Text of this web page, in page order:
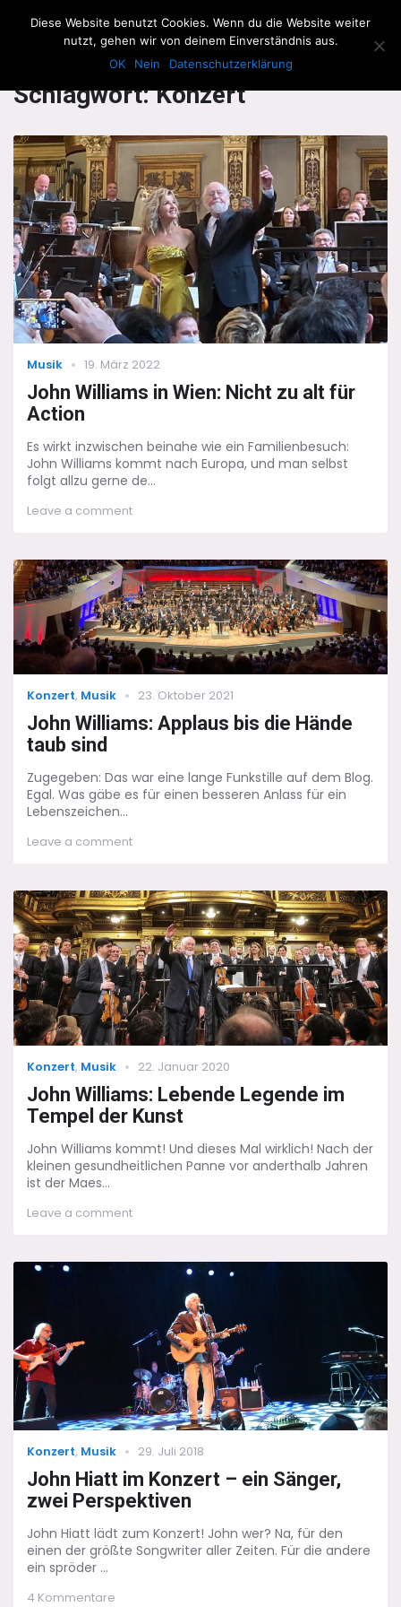
The Howling Men
Schlagwort:Konzert
Categories
Musik
Posted
on
19. März 2022
John Williams in Wien: Nicht zu alt für
Action
Es wirkt inzwischen beinahe wie ein Familienbesuch:
John Williams kommt nach Europa, und man selbst
folgt allzu gerne de...
Leave a commenton
in
Wien:
Nicht
zu
alt
für
Action
Categories
Konzert, Musik
Posted
23. Oktober 2021
John Williams: Applaus bis die Hände
taub sind
Zugegeben: Das war eine lange Funkstille auf dem Blog.
Egal. Was gäbe es für einen besseren Anlass für ein
Lebenszeichen...
Leave a commenton
Applaus
bis
die
Hände
taub
sind
Categories
Konzert, Musik
Posted
22. Januar 2020
John Williams: Lebende Legende im
Tempel der Kunst
John Williams kommt! Und dieses Mal wirklich! Nach der
kleinen gesundheitlichen Panne vor anderthalb Jahren
ist der Maes...
Leave a commenton
Lebende
Kunst
Categories
Konzert, Musik
Posted
29. Juli 2018
John Hiatt im Konzert – ein Sänger,
zwei Perspektiven
John Hiatt lädt zum Konzert! John wer? Na, für den
einen der größte Songwriter aller Zeiten. Für die andere
ein spröder ...
4 Kommentare
Diese Website benutzt Cookies. Wenn du die Website weiter
nutzt, gehen wir von deinem Einverständnis aus.
OK
Nein Datenschutzerklärung